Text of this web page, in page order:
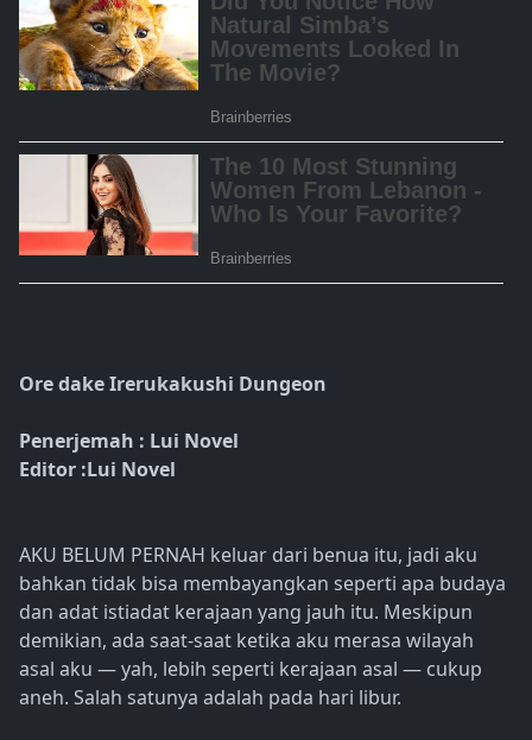
Ore dake Irerukakushi Dungeon
Penerjemah : Lui Novel
Editor :Lui Novel
AKU BELUM PERNAH keluar dari benua itu, jadi aku
bahkan tidak bisa membayangkan seperti apa budaya
dan adat istiadat kerajaan yang jauh itu. Meskipun
demikian, ada saat-saat ketika aku merasa wilayah
asal aku — yah, lebih seperti kerajaan asal — cukup
aneh. Salah satunya adalah pada hari libur.